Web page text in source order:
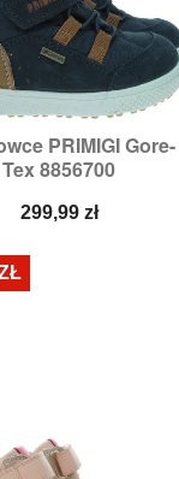
PRIMIGI Gore-
Tex 8856700
Cena
299,99 zł
Szybki podgląd
Rozmiary:29